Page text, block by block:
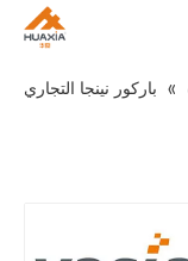
» باركور نينجا التجاري